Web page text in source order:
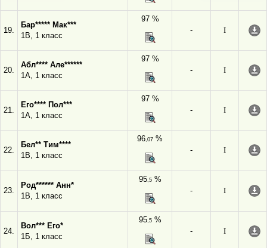
19.
Бар***** Мак***
1В, 1 класс
97 %
-
I
20.
Абл**** Але******
1А, 1 класс
97 %
-
I
21.
Его**** Пол***
1А, 1 класс
97 %
-
I
22.
Бел** Тим****
1В, 1 класс
96,07 %
-
I
23.
Род****** Анн*
1В, 1 класс
95,5%
-
I
24.
Вол*** Его*
1Б, 1 класс
95,5%
-
I